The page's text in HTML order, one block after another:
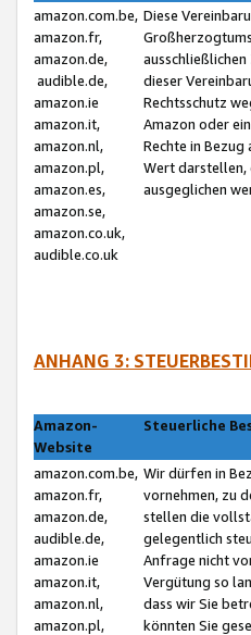
amazon.com.be,
amazon.fr,
amazon.de,
audible.de,
amazon.ie
amazon.it,
amazon.nl,
amazon.pl,
amazon.es,
amazon.se,
amazon.co.uk,
audible.co.uk
Diese
dieser
Rechtsschutz
Amazon oder
Rechte in
Wert darstellen,
ausgeglichen
ANHANG 3:
Amazon-
Website
Steuerliche
amazon.com.be,
amazon.fr,
amazon.de,
audible.de,
amazon.ie
amazon.it,
amazon.nl,
amazon.pl,
Wir dürfen in
vornehmen, zu
stellen die
gelegentlich
Anfrage nicht
Vergütung so
dass wir Sie
könnten Sie